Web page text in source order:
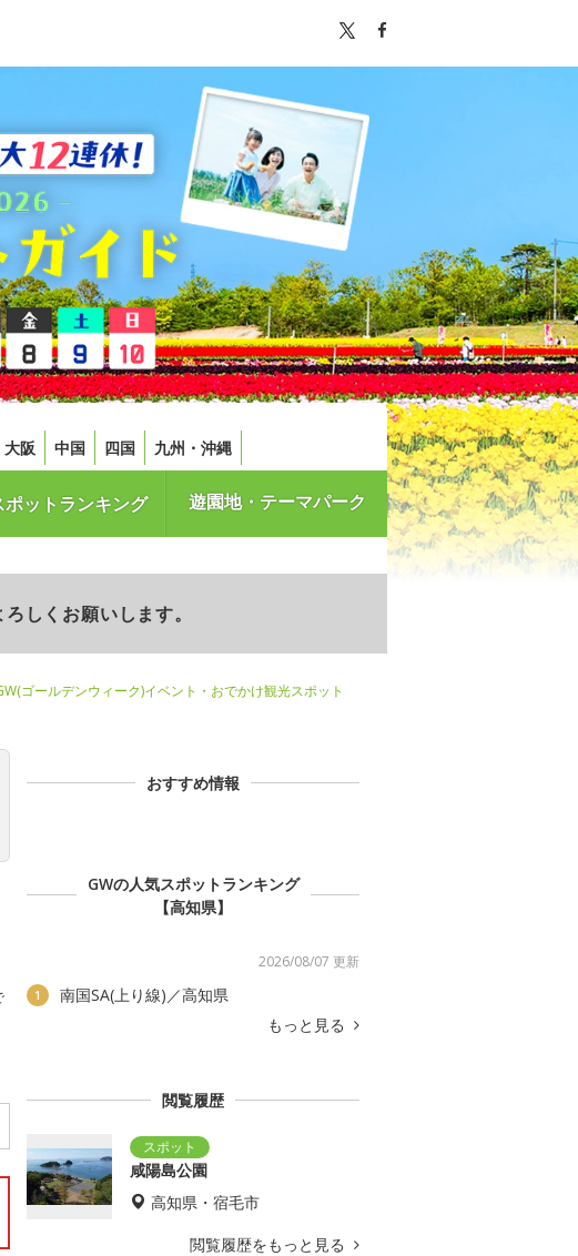
大阪 中国 四国 九州・沖縄
ットランキング 遊園地・テーマパーク
しくお願いします。
ゴールデンウィーク)イベント・おでかけ観光スポット
おすすめ情報
GWの人気スポットランキング
【高知県】
2026/08/07 更新
1
南国SA(上り線)／高知県
もっと見る
閲覧履歴
咸陽島公園
高知県・宿毛市
閲覧履歴をもっと見る